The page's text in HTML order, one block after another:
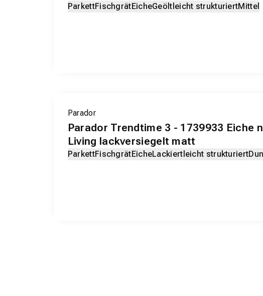
ParkettFischgrätEicheGeölt leicht strukturiertMittel
Parador
Parador Trendtime 3 - 1739933 Eiche
Living lackversiegelt matt
ParkettFischgrätEicheLackiert leicht strukturiert